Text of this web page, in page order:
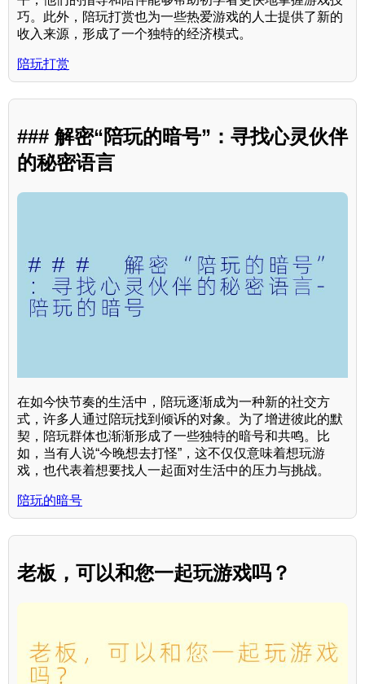
巧。此外，陪玩打赏也为一些热爱游戏的人士提供了新的
收入来源，形成了一个独特的经济模式。
陪玩打赏
### 解密“陪玩的暗号”：寻找心灵伙伴
的秘密语言
在如今快节奏的生活中，陪玩逐渐成为一种新的社交方
式，许多人通过陪玩找到倾诉的对象。为了增进彼此的默
契，陪玩群体也渐渐形成了一些独特的暗号和共鸣。比
如，当有人说“今晚想去打怪”，这不仅仅意味着想玩游
戏，也代表着想要找人一起面对生活中的压力与挑战。
陪玩的暗号
老板，可以和您一起玩游戏吗？